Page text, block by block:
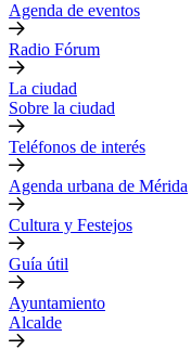
Agenda de eventos
Radio Fórum
La ciudad
Sobre la ciudad
Teléfonos de interés
Agenda urbana de Mérida
Cultura y Festejos
Guía útil
Ayuntamiento
Alcalde